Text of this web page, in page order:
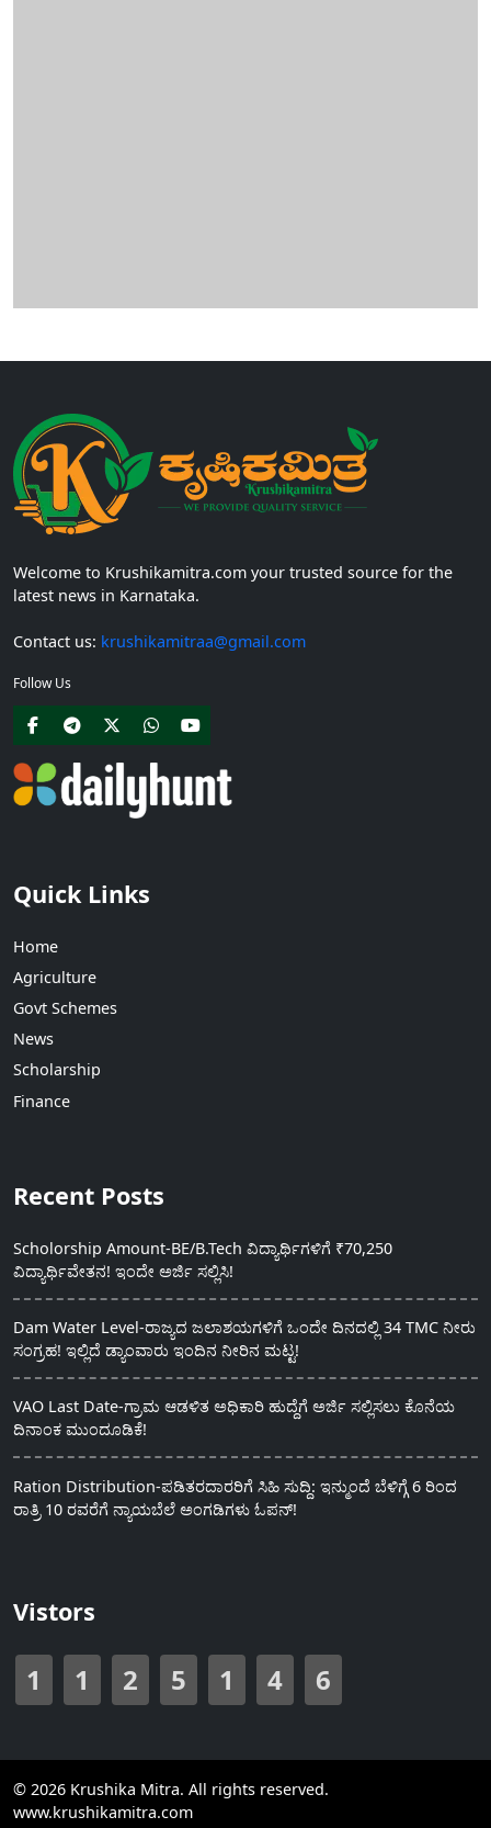
Welcome to Krushikamitra.com your trusted source for the
latest news in Karnataka.
Contact us: krushikamitraa@gmail.com
Follow Us
Quick Links
Home
Agriculture
Govt Schemes
News
Scholarship
Finance
Recent Posts
Scholorship Amount-BE/B.Tech ವಿದ್ಯಾರ್ಥಿಗಳಿಗೆ ₹70,250
ವಿದ್ಯಾರ್ಥಿವೇತನ! ಇಂದೇ ಅರ್ಜಿ ಸಲ್ಲಿಸಿ!
Dam Water Level-ರಾಜ್ಯದ ಜಲಾಶಯಗಳಿಗೆ ಒಂದೇ ದಿನದಲ್ಲಿ 34 TMC ನೀರು
ಸಂಗ್ರಹ! ಇಲ್ಲಿದೆ ಡ್ಯಾಂವಾರು ಇಂದಿನ ನೀರಿನ ಮಟ್ಟ!
VAO Last Date-ಗ್ರಾಮ ಆಡಳಿತ ಅಧಿಕಾರಿ ಹುದ್ದೆಗೆ ಅರ್ಜಿ ಸಲ್ಲಿಸಲು ಕೊನೆಯ
ದಿನಾಂಕ ಮುಂದೂಡಿಕೆ!
Ration Distribution-ಪಡಿತರದಾರರಿಗೆ ಸಿಹಿ ಸುದ್ದಿ: ಇನ್ಮುಂದೆ ಬೆಳಿಗ್ಗೆ 6 ರಿಂದ
ರಾತ್ರಿ 10 ರವರೆಗೆ ನ್ಯಾಯಬೆಲೆ ಅಂಗಡಿಗಳು ಓಪನ್!
Vistors
1 1 2 5 1 4 6
© 2026 Krushika Mitra. All rights reserved.
www.krushikamitra.com